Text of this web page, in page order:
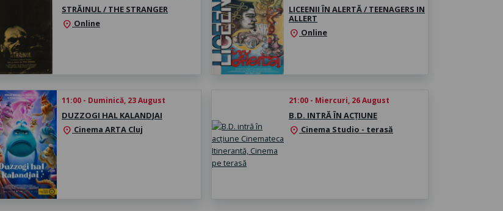
STRĂINUL / THE STRANGER
location_on Online
LICEENII ÎN ALERTĂ / TEENAGERS IN
ALLERT
location_on Online
11:00 - Duminică, 23 August
DUZZOGI HAL KALANDJAI
location_on Cinema ARTA Cluj
21:00 - Miercuri, 26 August
B.D. INTRĂ ÎN ACȚIUNE
location_on Cinema Studio - terasă